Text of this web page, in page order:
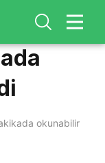
okunabilir